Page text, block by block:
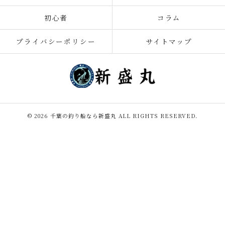
初心者 コラム
プライバシーポリシー サイトマップ
© 2026 千葉の釣り船なら新盛丸 ALL RIGHTS RESERVED.